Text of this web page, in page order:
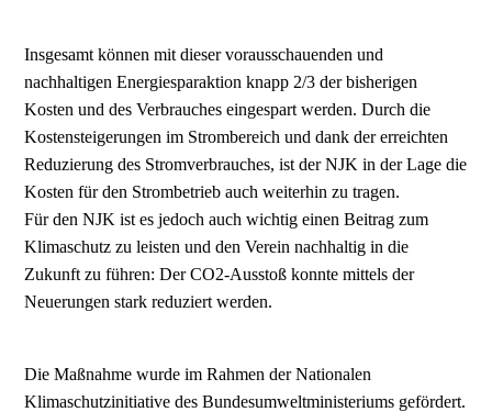
Insgesamt können mit dieser vorausschauenden und
nachhaltigen Energiesparaktion knapp 2/3 der bisherigen
Kosten und des Verbrauches eingespart werden. Durch die
Kostensteigerungen im Strombereich und dank der erreichten
Reduzierung des Stromverbrauches, ist der NJK in der Lage die
Kosten für den Strombetrieb auch weiterhin zu tragen.
Für den NJK ist es jedoch auch wichtig einen Beitrag zum
Klimaschutz zu leisten und den Verein nachhaltig in die
Zukunft zu führen: Der CO2-Ausstoß konnte mittels der
Neuerungen stark reduziert werden.
Die Maßnahme wurde im Rahmen der Nationalen
Klimaschutzinitiative des Bundesumweltministeriums gefördert.